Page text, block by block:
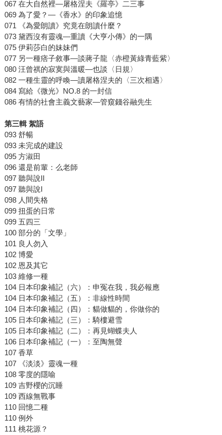
067 在大自然裡―屠格涅夫《羅亭》二三事
069 為了愛？―《香水》的印象追憶
071 《為愛朗讀》究竟在朗讀什麼？
073 黛西沒有靈魂―重讀《大亨小傳》的一隅
075 伊莉莎白的妹妹們
077 另一種痞子敘事―談蔣子龍〈赤橙黃綠青藍紫〉
080 汪曾祺的寂寞與溫暖―也談〈日規〉
082 一種生靈的呼喚―讀屠格涅夫的〈三次相遇〉
084 寫給《微光》NO.8 的一封信
086 有情的社會主義文藝家―管窺錢谷融先生
第三輯 絮語
093 舒暢
093 未完成的建設
095 方淑田
096 還是前輩：么老師
097 聽與說II
097 聽與說I
098 人間失格
099 扭蛋的日常
099 五四三
100 部分的「文學」
101 良人勿入
102 博愛
102 恩及其它
103 維修一種
104 日本印象補記（六）：申冤在我，我必報應
104 日本印象補記（五）：非線性時間
104 日本印象補記（四）：貓做貓的，你做你的
105 日本印象補記（三）：騎樓避雪
105 日本印象補記（二）：再見蝴蝶夫人
106 日本印象補記（一）：至陶無聲
107 香草
107 《淡淡》靈魂一種
108 零度的隱喻
109 吉野櫻的沉睡
109 西線無戰事
110 回憶二種
110 例外
111 桃花源？